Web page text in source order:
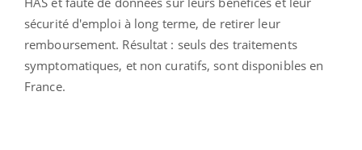
sécurité d'emploi à long terme, de retirer leur
remboursement. Résultat : seuls des traitements
symptomatiques, et non curatifs, sont disponibles en
France.